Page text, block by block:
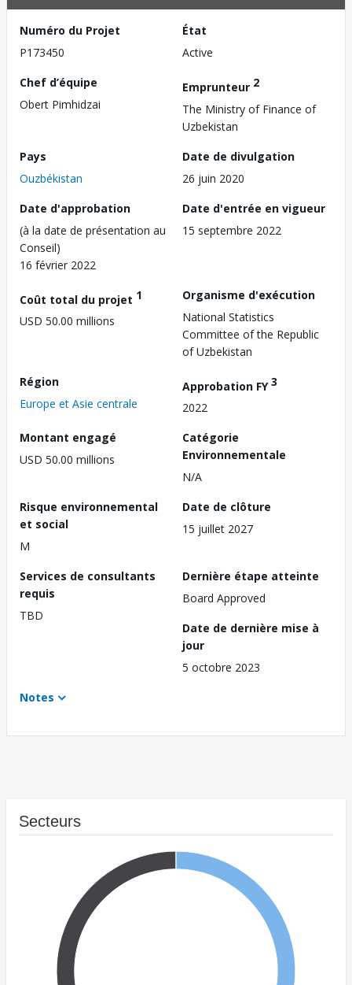
Numéro du Projet
P173450
État
Active
Chef d’équipe
Obert Pimhidzai
Emprunteur 2
The Ministry of Finance of
Uzbekistan
Pays
Ouzbékistan
Date de divulgation
26 juin 2020
Date d'approbation
(à la date de présentation au
Conseil)
16 février 2022
Date d'entrée en vigueur
15 septembre 2022
Coût total du projet 1
USD 50.00 millions
Organisme d'exécution
National Statistics
Committee of the Republic
of Uzbekistan
Région
Europe et Asie centrale
Approbation FY3
2022
Montant engagé
USD 50.00 millions
Catégorie
Environnementale
N/A
Risque environnemental
et social
M
Date de clôture
15 juillet 2027
Services de consultants
requis
TBD
Dernière étape atteinte
Board Approved
Date de dernière mise à
jour
5 octobre 2023
Notes
Secteurs